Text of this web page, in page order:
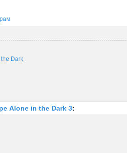
the Dark
Alone in the Dark 3: